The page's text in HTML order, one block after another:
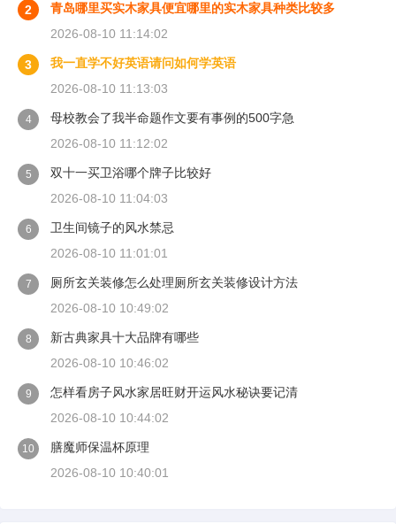
2
青岛哪里买实木家具便宜哪里的实木家具种类比较多
2026-08-10 11:14:02
3
我一直学不好英语请问如何学英语
2026-08-10 11:13:03
4
母校教会了我半命题作文要有事例的500字急
2026-08-10 11:12:02
5
双十一买卫浴哪个牌子比较好
2026-08-10 11:04:03
6
卫生间镜子的风水禁忌
2026-08-10 11:01:01
7
厕所玄关装修怎么处理厕所玄关装修设计方法
2026-08-10 10:49:02
8
新古典家具十大品牌有哪些
2026-08-10 10:46:02
9
怎样看房子风水家居旺财开运风水秘诀要记清
2026-08-10 10:44:02
10
膳魔师保温杯原理
2026-08-10 10:40:01